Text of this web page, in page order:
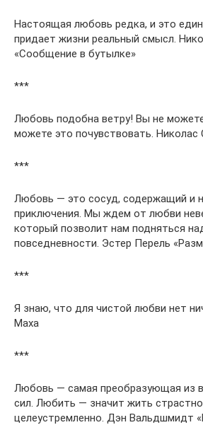
Настоящая любовь редка, и это
придает жизни реальный смысл.
«Сообщение в бутылке»
***
Любовь подобна ветру! Вы не
можете это почувствовать. Николас
***
Любовь — это сосуд, содержащий и
приключения. Мы ждем от любви
который позволит нам подняться
повседневности. Эстер Перель
***
Я знаю, что для чистой любви нет
Маха
***
Любовь — самая преобразующая из
сил. Любить — значит жить
целеустремленно. Дэн Вальдшмидт